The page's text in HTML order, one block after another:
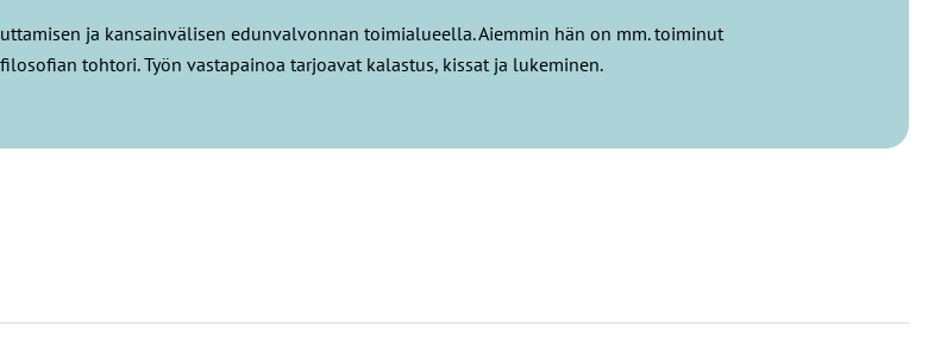
ja kansainvälisen edunvalvonnan toimialueella. Aiemmin hän on mm. toiminut
tohtori. Työn vastapainoa tarjoavat kalastus, kissat ja lukeminen.